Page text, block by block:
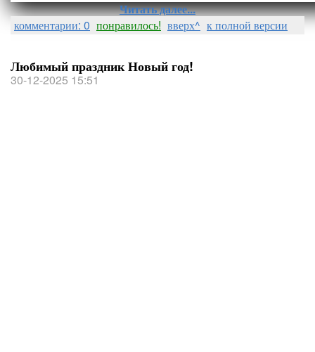
Читать далее...
комментарии: 0 понравилось! вверх^ к полной версии
Любимый праздник Новый год!
30-12-2025 15:51